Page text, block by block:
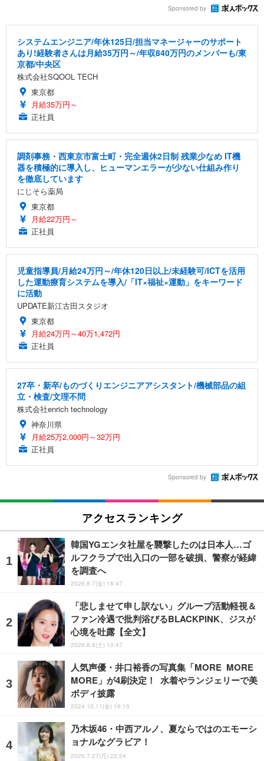
Sponsored by
システムエンジニア/年休125日/担当マネージャーのサポート
あり!経験者さんは月給35万円～/年収840万円のメンバーも/東
京都/中央区
株式会社SQOOL TECH
東京都
月給35万円～
正社員
調剤事務・西東京市富士町・完全週休2日制 残業少なめ IT機
器を積極的に導入し、ヒューマンエラーが少ない仕組み作り
を徹底しています
にじそら薬局
東京都
月給22万円～
正社員
児童指導員/月給24万円～/年休120日以上/未経験可/ICTを活用
した運動療育システムを導入/「IT×福祉×運動」をキーワード
に活動
UPDATE新江古田スタジオ
東京都
月給24万円～40万1,472円
正社員
27卒・新卒/ものづくりエンジニアアシスタント/機械部品の組
立・検査/文理不問
株式会社enrich technology
神奈川県
月給25万2,000円～32万円
正社員
Sponsored by
アクセスランキング
韓国YGエンタ社屋を襲撃したのは日本人…ゴ
ルフクラブで出入口の一部を破損、警察が経緯
を調査へ
2026.8.7(金) 18:47
「悲しませて申し訳ない」グループ活動軽視＆
ファン冷遇で批判浴びるBLACKPINK、ジスが
心境を吐露【全文】
2026.8.8(土) 10:47
人気声優・井口裕香の写真集「MORE MORE
MORE」が4刷決定！ 水着やランジェリーで美
ボディ披露
2024.10.11(金) 19:15
乃木坂46・中西アルノ、夏ならではのエモーシ
ョナルなグラビア！
2026.7.27(月) 22:54